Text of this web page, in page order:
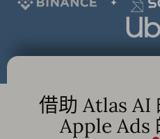
借助 Atlas AI
Apple Ads